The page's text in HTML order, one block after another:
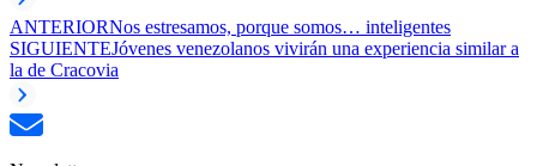
ANTERIORNos estresamos, porque somos… inteligentes
SIGUIENTEJóvenes venezolanos vivirán una experiencia similar a
la de Cracovia